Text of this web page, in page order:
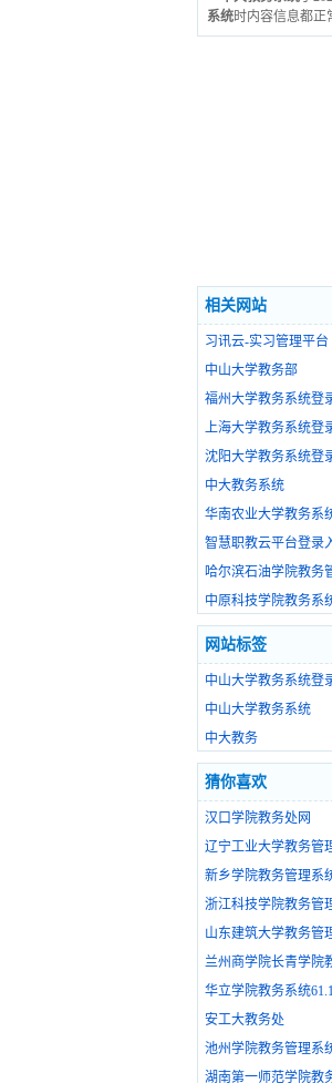
系统时内容信息都正
相关网站
习讯云-实习管理平台
中山大学教务部
福州大学教务系统登
上海大学教务系统登
沈阳大学教务系统登
中大教务系统
华南农业大学教务系
智慧职教云平台登录
哈尔滨石油学院教务
中原科技学院教务系
网站标签
中山大学教务系统登
中山大学教务系统
中大教务
猜你喜欢
汉口学院教务处网
辽宁工业大学教务管
新乡学院教务管理系
浙江科技学院教务管
山东建筑大学教务管
兰州商学院长青学院
华立学院教务系统
安工大教务处
池州学院教务管理系
湖南第一师范学院教